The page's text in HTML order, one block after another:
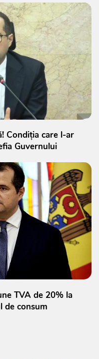
Condiția care l-ar
Guvernului
TVA de 20% la
de consum